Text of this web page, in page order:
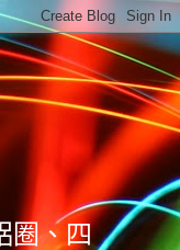
圈、四